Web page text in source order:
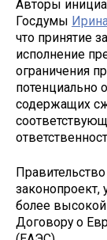
Авторы
Госдумы
что принятие
исполнение
ограничения
потенциально
содержащих
законопроект,
более
Договору о